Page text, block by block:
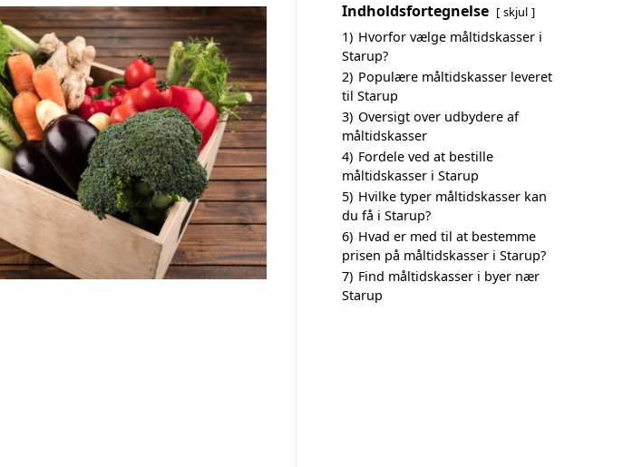
Indholdsfortegnelse skjul
1) Hvorfor vælge måltidskasser i
Starup?
2) Populære måltidskasser leveret
til Starup
3) Oversigt over udbydere af
måltidskasser
4) Fordele ved at bestille
måltidskasser i Starup
5) Hvilke typer måltidskasser kan
du få i Starup?
6) Hvad er med til at bestemme
prisen på måltidskasser i Starup?
7) Find måltidskasser i byer nær
Starup